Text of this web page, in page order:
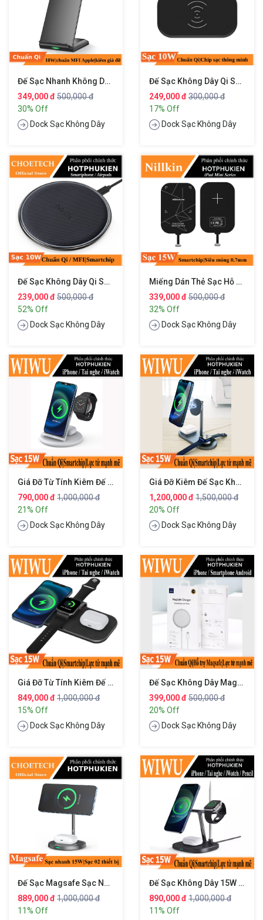
Đế Sạc Nhanh Không Dây Qi Kiêm Giá Đỡ Cho Điện Thoại Hiệu CHOETECH HPK-T524
349,000 đ 500,000 đ
30% Off
Dock Sạc Không Dây
Đế Sạc Không Dây Qi Sạc Nhanh 10W Chuẩn MFI Hiệu CHOETECH T513
249,000 đ 300,000 đ
17% Off
Dock Sạc Không Dây
Đế Sạc Không Dây Qi Sạc Nhanh 10W Chuẩn MFI Hiệu CHOETECH T539s
239,000 đ 500,000 đ
52% Off
Dock Sạc Không Dây
Miếng Dán Thẻ Sạc Hỗ Trợ Sạc Không Dây Sạc Nhanh 15W Jack Lightning Cho Các Dòng IPad Mini 1 / 2 / 3 / 4 / 5 (7.9 Inch) Hiệu Nillkin Magic Tags Plus
339,000 đ 500,000 đ
32% Off
Dock Sạc Không Dây
Giá Đỡ Từ Tính Kiêm Đế Sạc Không Dây Qi Sạc Nhanh 15W 3 In 1 Hỗ Trợ Sạc Dành Cho Apple Airpods / Appe Watch / IPhone Hiệu WIWU Power Air Wireless Station
790,000 đ 1,000,000 đ
21% Off
Dock Sạc Không Dây
Giá Đỡ Kiêm Đế Sạc Không Dây Qi Sạc Nhanh 15W 3 In 1 Dành Cho Apple Airpods / Apple Watch / IPhone Hiệu WIWU Power Air Wireless Charger X23
1,200,000 đ 1,500,000 đ
20% Off
Dock Sạc Không Dây
Giá Đỡ Từ Tính Kiêm Đế Sạc Không Dây Qi Sạc Nhanh 15W 3 In 1 Hỗ Trợ Sạc Dành Cho Apple Airpods / Appe Watch / IPhone Hiệu WIWU Power Air Wireless Charger PA3IN1B
849,000 đ 1,000,000 đ
15% Off
Dock Sạc Không Dây
Đế Sạc Không Dây Magsafe Sạc Nhanh 15W Chuẩn Qi Hiệu WIWU Magetic Wireless Charger M5
399,000 đ 500,000 đ
20% Off
Dock Sạc Không Dây
Đế Sạc Magsafe Sạc Nhanh Không Dây 15W 2 In 1 Dành Cho IPhone 12 / IPhone 13 / Smartphone Và AirPods 2 / Airpods 3 / Airpods Pro Hiệu CHOETECH T575-S
889,000 đ 1,000,000 đ
11% Off
Đế Sạc Không Dây 15W 4 Test
890,000 đ 1,000,000 đ
11% Off